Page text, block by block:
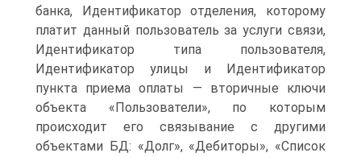
банка, Идентификатор отделения, которому
платит данный пользователь за услуги связи,
Идентификатор типа пользователя,
Идентификатор улицы и Идентификатор
пункта приема оплаты — вторичные ключи
объекта «Пользователи», по которым
происходит его связывание с другими
объектами БД: «Долг», «Дебиторы», «Список